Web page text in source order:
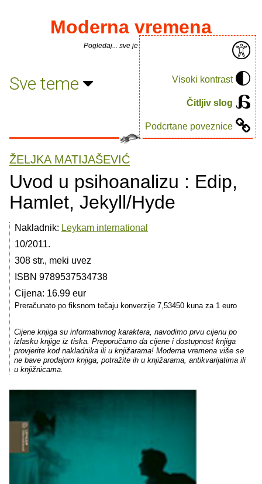
Visoki kontrast
Čitljiv slog
Podcrtane poveznice
Moderna vremena
Pogledaj... sve je puno knjiga.
Sve teme
ŽELJKA MATIJAŠEVIĆ
Uvod u psihoanalizu : Edip,
Hamlet, Jekyll/Hyde
Nakladnik: Leykam international
10/2011.
308 str., meki uvez
ISBN 9789537534738
Cijena: 16.99 eur
Preračunato po fiksnom tečaju konverzije 7,53450 kuna za 1 euro
Cijene knjiga su informativnog karaktera, navodimo prvu cijenu po
izlasku knjige iz tiska. Preporučamo da cijene i dostupnost knjiga
provjerite kod nakladnika ili u knjižarama! Moderna vremena više se
ne bave prodajom knjiga, potražite ih u knjižarama, antikvarijatima ili
u knjižnicama.